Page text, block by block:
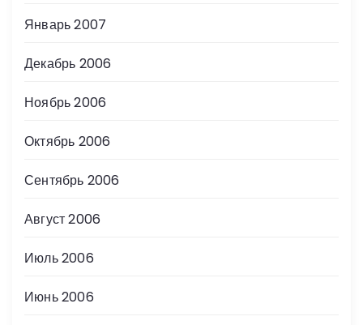
Январь 2007
Декабрь 2006
Ноябрь 2006
Октябрь 2006
Сентябрь 2006
Август 2006
Июль 2006
Июнь 2006